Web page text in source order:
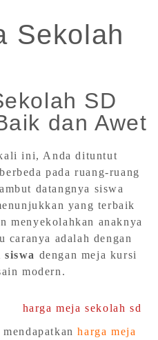
Sekolah
SD
dan Awet
ini, Anda dituntut
pada ruang-ruang
datangnya siswa
yang terbaik
menyekolahkan anaknya
caranya adalah dengan
dengan meja kursi
modern.
harga meja